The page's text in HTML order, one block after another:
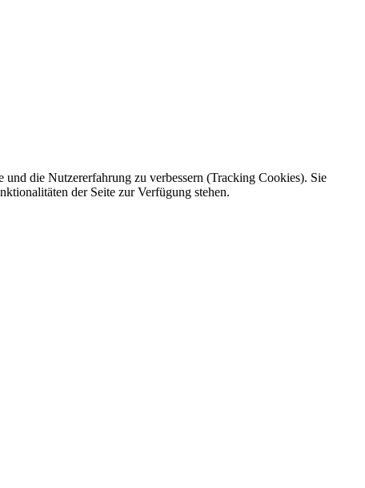
die Nutzererfahrung zu verbessern (Tracking Cookies). Sie
der Seite zur Verfügung stehen.